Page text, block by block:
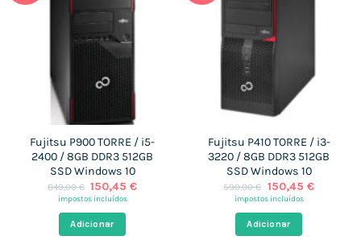
Fujitsu P900 TORRE / i5-
2400 / 8GB DDR3 512GB
SSD Windows 10
849,00€ O
preço
era:
849,00 €.
150,45€O
impostos incluídos
Adicionar
Fujitsu P410 TORRE / i3-
3220 / 8GB DDR3 512GB
SSD Windows 10
599,00€ O
preço
era:
599,00 €.
150,45 €O
impostos incluídos
Adicionar